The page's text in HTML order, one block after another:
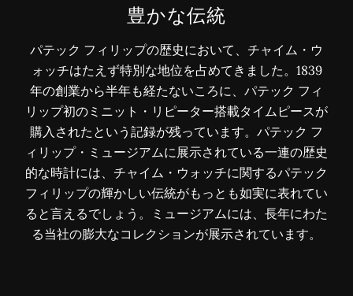
豊かな伝統
パテック フィリップの歴史において、チャイム・ウ
ォッチはたえず特別な地位を占めてきました。1839
年の創業から半年も経たないころに、パテック フィ
リップ初のミニット・リピーター搭載タイムピースが
購入されたという記録が残っています。パテック フ
ィリップ・ミュージアムに展示されている一連の歴史
的な時計には、チャイム・ウォッチに関するパテック
フィリップの輝かしい伝統がもっとも如実に表れてい
ると言えるでしょう。ミュージアムには、長年にわた
る当社の膨大なコレクションが展示されています。